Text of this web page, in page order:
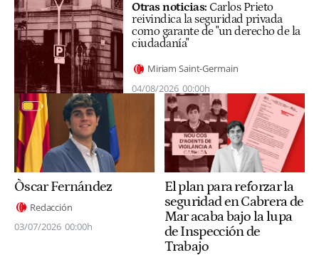
Otras noticias: Carlos Prieto
reivindica la seguridad privada
como garante de "un derecho de la
ciudadanía"
Miriam Saint-Germain
04/08/2026 00:00h
Òscar Fernández
Redacción
03/07/2026 00:00h
El plan para reforzar la
seguridad en Cabrera de
Mar acaba bajo la lupa
de Inspección de
Trabajo